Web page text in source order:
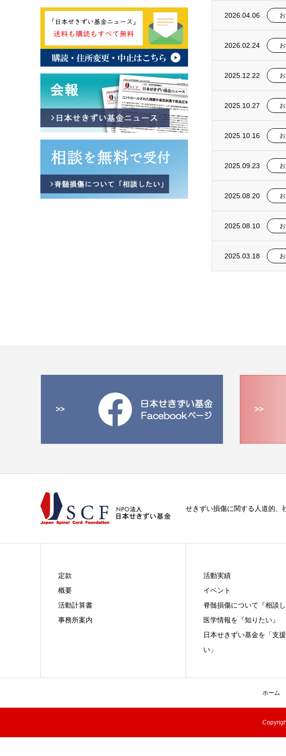
2026.04.06
2026.02.24
2025.12.22
2025.10.27
2025.10.16
2025.09.23
2025.08.20
2025.08.10
2025.03.18
>> >>
せきずい損傷に関する人道的、
定款
概要
活動計算書
事務所案内
活動実績
イベント
脊髄損傷について『相談し
医学情報を『知りたい』
日本せきずい基金を「支
い」
ホーム